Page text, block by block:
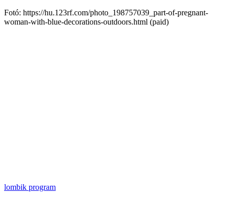
Fotó: https://hu.123rf.com/photo_198757039_part-of-pregnant-
woman-with-blue-decorations-outdoors.html (paid)
lombik program